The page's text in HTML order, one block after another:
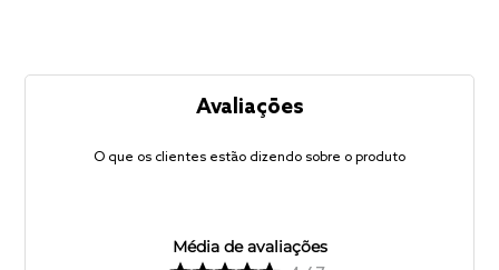
Avaliações
O que os clientes estão dizendo sobre o produto
Média de avaliações